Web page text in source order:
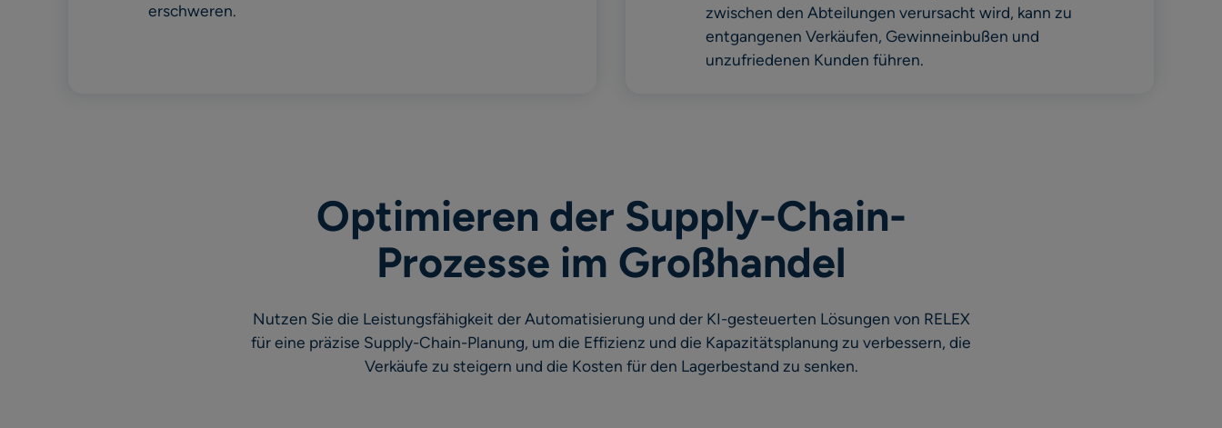
erschweren.
zwischen den Abteilungen verursacht wird, kann zu
entgangenen Verkäufen, Gewinneinbußen und
unzufriedenen Kunden führen.
Optimieren der Supply-Chain-
Prozesse im Großhandel
Nutzen Sie die Leistungsfähigkeit der Automatisierung und der KI-gesteuerten Lösungen von RELEX
für eine präzise Supply-Chain-Planung, um die Effizienz und die Kapazitätsplanung zu verbessern, die
Verkäufe zu steigern und die Kosten für den Lagerbestand zu senken.